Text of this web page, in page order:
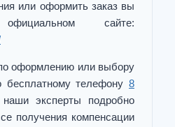
или оформить заказ вы
сайте:
оформлению или выбору
телефону 8
эксперты подробно
получения компенсации